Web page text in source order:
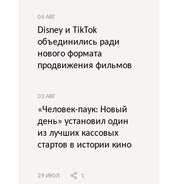
06 АВГ
Disney и TikTok
объединились ради
нового формата
продвижения фильмов
03 АВГ
«Человек-паук: Новый
день» установил один
из лучших кассовых
стартов в истории кино
29 ИЮЛ 1